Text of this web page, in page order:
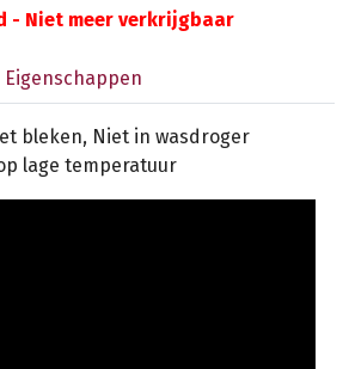
- Niet meer verkrijgbaar
Eigenschappen
bleken, Niet in wasdroger
lage temperatuur